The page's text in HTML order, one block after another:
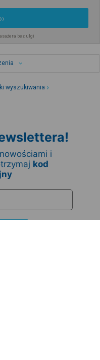
bez ulgi
wyszukiwania
i
kod